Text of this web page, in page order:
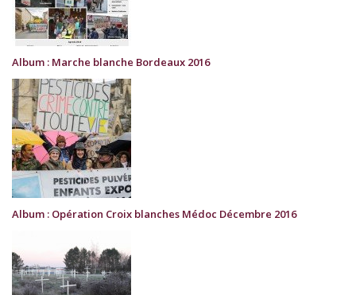
Album : Marche blanche Bordeaux 2016
Album : Opération Croix blanches Médoc Décembre 2016